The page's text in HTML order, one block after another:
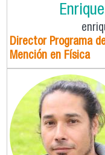
Director Programa
Mención en Física